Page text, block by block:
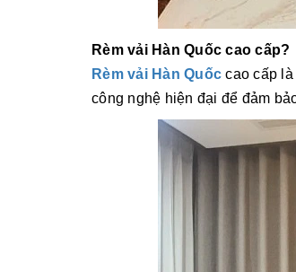
Rèm vải Hàn Quốc cao cấp?
Rèm vải Hàn Quốc cao cấp
công nghệ hiện đại để đảm